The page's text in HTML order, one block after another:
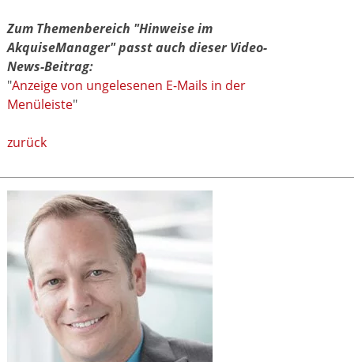
Zum Themenbereich "Hinweise im
AkquiseManager" passt auch dieser Video-
News-Beitrag:
"Anzeige von ungelesenen E-Mails in der
Menüleiste"
zurück